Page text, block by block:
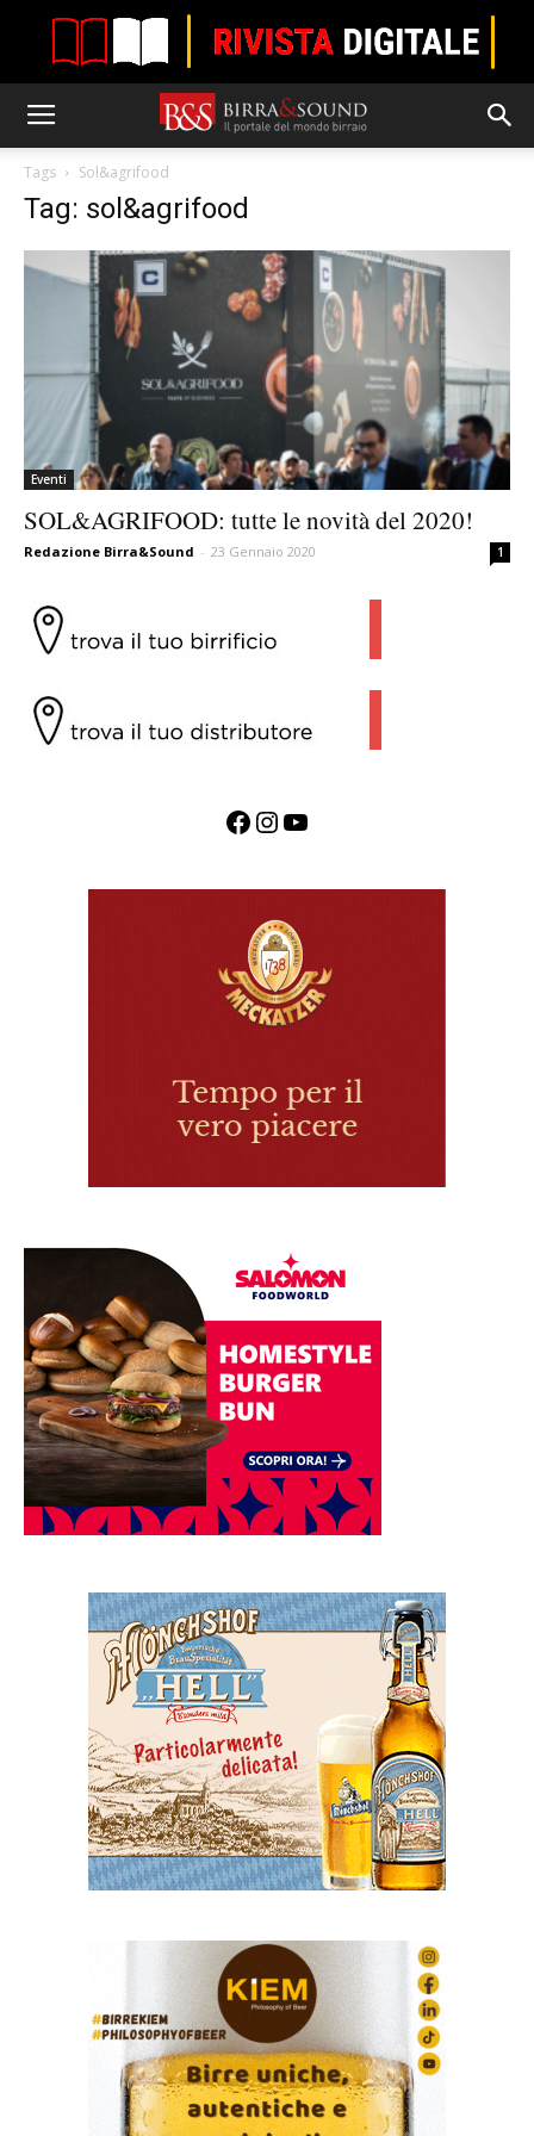
Tags Sol&agrifood
Tag: sol&agrifood
Eventi
SOL&AGRIFOOD: tutte le novità del 2020!
Redazione Birra&Sound - 23 Gennaio 2020 1
Facebook InstagramYouTube